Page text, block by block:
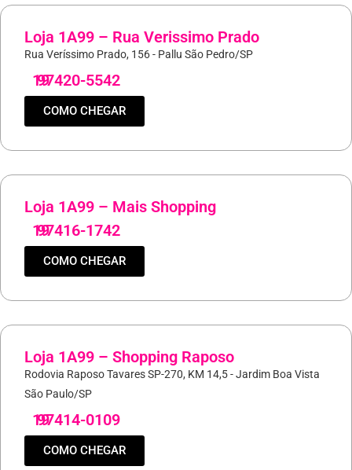
Loja 1A99 – Rua Verissimo Prado
Rua Veríssimo Prado, 156 - Pallu São Pedro/SP
19
97420-5542
COMO CHEGAR
Loja 1A99 – Mais Shopping
19
97416-1742
COMO CHEGAR
Loja 1A99 – Shopping Raposo
Rodovia Raposo Tavares SP-270, KM 14,5 - Jardim Boa Vista
São Paulo/SP
19
97414-0109
COMO CHEGAR